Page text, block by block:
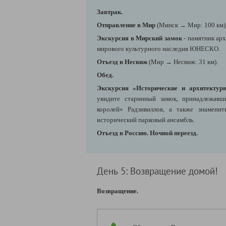
Завтрак.
Отправление в Мир (Минск → Мир: 100 км).
Экскурсия в Мирский замок- памятник
мирового культурного наследия ЮНЕСКО.
Отъезд в Несвиж (Мир → Несвиж: 31 км).
Обед.
Экскурсия «Исторические и
увидите старинный замок,
королей» Радзивиллов, а также
исторический парковый ансамбль.
Отъезд в Россию. Ночной переезд.
День 5: Возвращение домой!
Возвращение.